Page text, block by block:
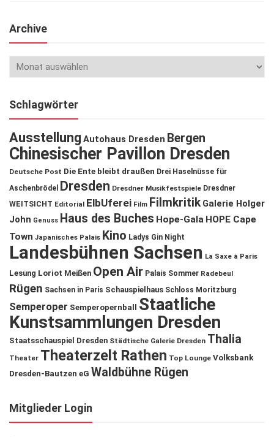
Archive
Schlagwörter
Ausstellung Autohaus Dresden Bergen
Chinesischer Pavillon Dresden
Deutsche Post Die Ente bleibt draußen Drei Haselnüsse für
Aschenbrödel
Dresden Dresdner Musikfestspiele Dresdner
WEITSICHT Editorial ElbUferei Film Filmkritik Galerie Holger
John Genuss Haus des Buches Hope-Gala HOPE Cape
Town Japanisches Palais Kino Ladys Gin Night
Landesbühnen Sachsen La Saxe à Paris
Lesung Loriot Meißen Open Air Palais Sommer Radebeul
Rügen Sachsen in Paris Schauspielhaus Schloss Moritzburg
Semperoper Semperopernball
Staatliche
Kunstsammlungen Dresden
Staatsschauspiel Dresden Städtische Galerie Dresden Thalia
Theater Theaterzelt Rathen Top Lounge Volksbank
Dresden-Bautzen eG Waldbühne Rügen
Mitglieder Login